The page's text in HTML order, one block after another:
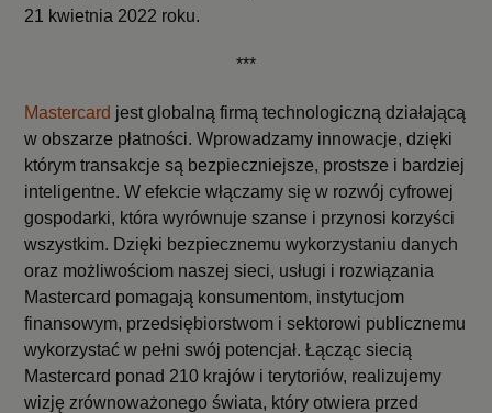
21 kwietnia 2022 roku.
***
Mastercard jest globalną firmą technologiczną działającą
w obszarze płatności. Wprowadzamy innowacje, dzięki
którym transakcje są bezpieczniejsze, prostsze i bardziej
inteligentne. W efekcie włączamy się w rozwój cyfrowej
gospodarki, która wyrównuje szanse i przynosi korzyści
wszystkim. Dzięki bezpiecznemu wykorzystaniu danych
oraz możliwościom naszej sieci, usługi i rozwiązania
Mastercard pomagają konsumentom, instytucjom
finansowym, przedsiębiorstwom i sektorowi publicznemu
wykorzystać w pełni swój potencjał. Łącząc siecią
Mastercard ponad 210 krajów i terytoriów, realizujemy
wizję zrównoważonego świata, który otwiera przed